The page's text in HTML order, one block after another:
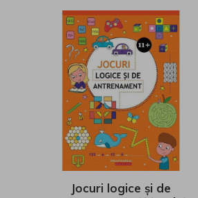
Jocuri logice și de